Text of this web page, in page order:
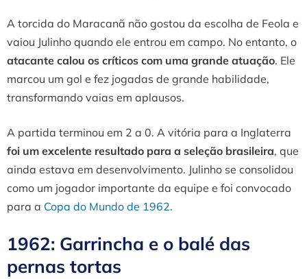
A torcida do Maracanã não gostou da escolha de Feola e
vaiou Julinho quando ele entrou em campo. No entanto, o
atacante calou os críticos com uma grande atuação. Ele
marcou um gol e fez jogadas de grande habilidade,
transformando vaias em aplausos.
A partida terminou em 2 a 0. A vitória para a Inglaterra
foi um excelente resultado para a seleção brasileira, que
ainda estava em desenvolvimento. Julinho se consolidou
como um jogador importante da equipe e foi convocado
para a Copa do Mundo de 1962.
1962: Garrincha e o balé das
pernas tortas